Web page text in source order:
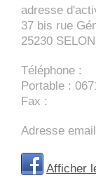
adresse
37 bis rue
25230
Téléphone :
Portable :
Fax :
Adresse
Afficher